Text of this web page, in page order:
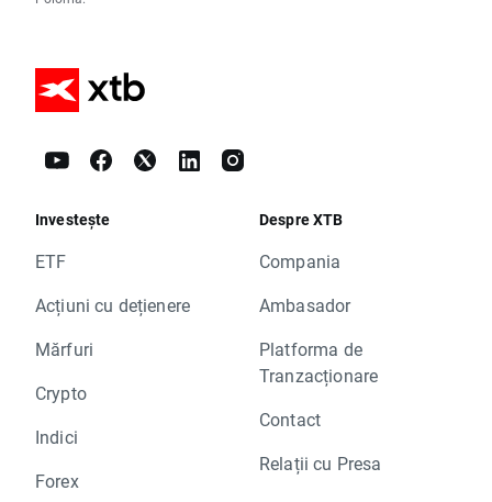
Investește
ETF
Acțiuni cu dețienere
Mărfuri
Crypto
Indici
Forex
Despre XTB
Compania
Ambasador
Platforma de
Tranzacționare
Contact
Relații cu Presa